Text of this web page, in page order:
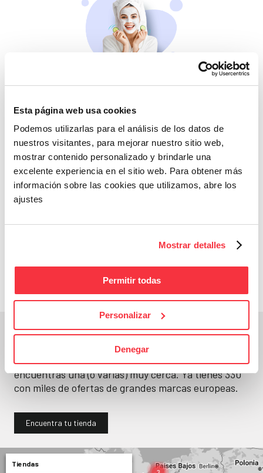
Esta página web usa cookies
Podemos utilizarlas para el análisis de los datos de
nuestros visitantes, para mejorar nuestro sitio web,
mostrar contenido personalizado y brindarle una
excelente experiencia en el sitio web. Para obtener más
información sobre las cookies que utilizamos, abre los
ajustes
Mostrar detalles
Permitir todas
Personalizar
Denegar
Belleza
Si no te mimas tú…
Adelántate a todos y
En un segundo, la encuentras.
No paramos de abrirtiendas. Seguro que
encuentras una (o varias) muy cerca. Ya tienes330
con miles de ofertas de grandes marcas europeas.
Encuentra tu tienda
Tiendas